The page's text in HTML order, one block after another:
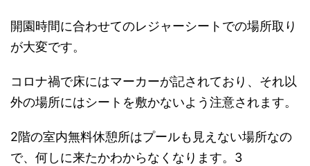
開園時間に合わせてのレジャーシートでの場所取り
が大変です。
コロナ禍で床にはマーカーが記されており、それ以
外の場所にはシートを敷かないよう注意されます。
2階の室内無料休憩所はプールも見えない場所なの
で、何しに来たかわからなくなります。3